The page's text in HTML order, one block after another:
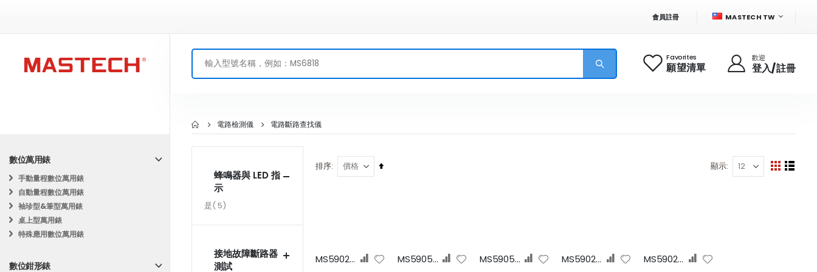
會員註冊
語
MASTECH TW
Favorites
願望清單
歡迎
登入/註冊
電路檢測儀 電路斷路查找儀
排序
設
顯示
商網 列
MS5902RTF(US) MS5905RTD(EU) MS5905RTE(UK) MS5902RTD (EU) MS5902RTE(UK)
蜂鳴器與 LED 指
示
是 5商
接地故障斷路器
測試
數位萬用錶
手動量程數位萬用錶
自動量程數位萬用錶
袖珍型&筆型萬用錶
桌上型萬用錶
特殊應用數位萬用錶
數位鉗形錶